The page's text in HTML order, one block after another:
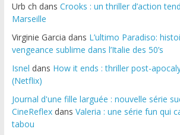
Urb ch dans Crooks : un thriller d’action
Marseille
Virginie Garcia dans L’ultimo Paradiso:
vengeance sublime dans l’Italie des 50’s
Isnel dans How it ends : thriller post-
(Netflix)
Journal d'une fille larguée : nouvelle série
CineReflexdans Valeria : une série fun qui
tabou